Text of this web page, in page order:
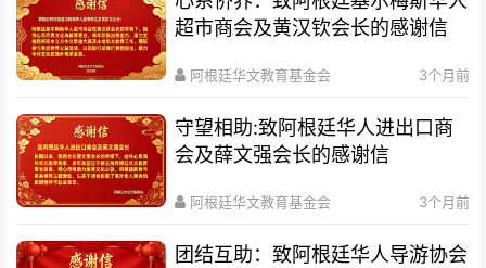
超市商会及黄汉钦会长的感谢信
阿根廷华文教育基金会 3个月前
守望相助:致阿根廷华人进出口商
会及薛文强会长的感谢信
阿根廷华文教育基金会 3个月前
团结互助：致阿根廷华人导游协会